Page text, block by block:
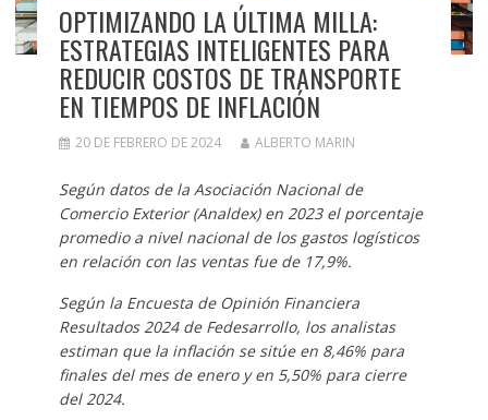
OPTIMIZANDO LA ÚLTIMA MILLA:
ESTRATEGIAS INTELIGENTES PARA
REDUCIR COSTOS DE TRANSPORTE
EN TIEMPOS DE INFLACIÓN
20 DE FEBRERO DE 2024 ALBERTO MARIN
Según datos de la Asociación Nacional de
Comercio Exterior (Analdex) en 2023 el porcentaje
promedio a nivel nacional de los gastos logísticos
en relación con las ventas fue de 17,9%.
Según la Encuesta de Opinión Financiera
Resultados 2024 de Fedesarrollo, los analistas
estiman que la inflación se sitúe en 8,46% para
finales del mes de enero y en 5,50% para cierre
del 2024.